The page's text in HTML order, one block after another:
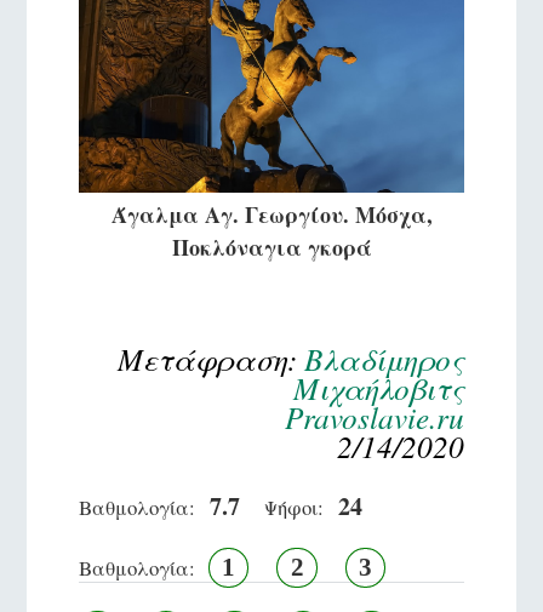
Άγαλμα Αγ. Γεωργίου. Μόσχα,
Ποκλόναγια γκορά
Μετάφραση:Βλαδίμηρος
Μιχαήλοβιτς
Pravoslavie.ru
2/14/2020
Βαθμολογία: 7.7 Ψήφοι: 24
Βαθμολογία: 1 2 3